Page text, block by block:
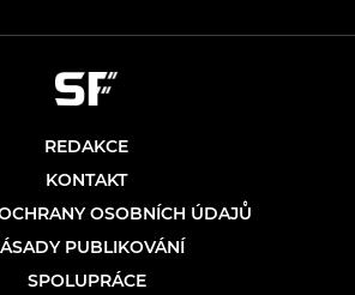
REDAKCE
KONTAKT
OSOBNÍCH ÚDAJŮ
PUBLIKOVÁNÍ
SPOLUPRÁCE